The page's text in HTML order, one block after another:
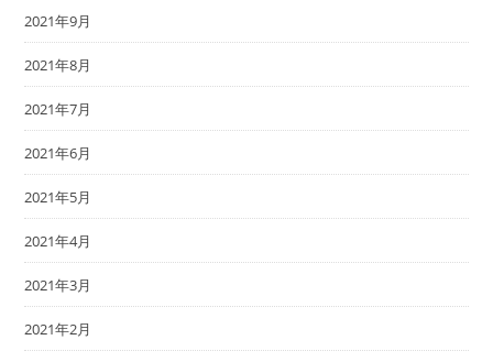
2021年9月
2021年8月
2021年7月
2021年6月
2021年5月
2021年4月
2021年3月
2021年2月